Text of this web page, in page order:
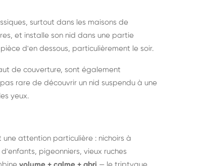
surtout dans les maisons de
et installe son nid dans une partie
d'en dessous, particulièrement le soir.
de couverture, sont également
rare de découvrir un nid suspendu à une
yeux.
attention particulière : nichoirs à
pigeonniers, vieux ruches